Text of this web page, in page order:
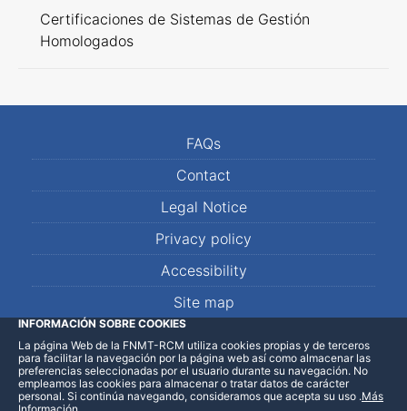
Certificaciones de Sistemas de Gestión
Homologados
FAQs
Contact
Legal Notice
Privacy policy
Accessibility
Site map
LinkedInFacebookWhatsApp
INFORMACIÓN SOBRE COOKIES
La página Web de la FNMT-RCM utiliza cookies propias y de terceros
para facilitar la navegación por la página web así como almacenar las
preferencias seleccionadas por el usuario durante su navegación. No
empleamos las cookies para almacenar o tratar datos de carácter
personal. Si continúa navegando, consideramos que acepta su uso .Más